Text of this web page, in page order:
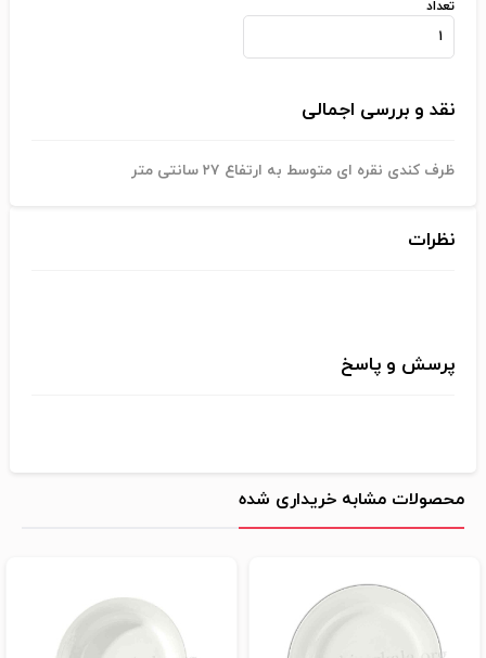
تعداد
نقد و بررسی اجمالی
ظرف کندی نقره ای متوسط به ارتفاع ۲۷ سانتی متر
نظرات
پرسش و پاسخ
محصولات مشابه خریداری شده